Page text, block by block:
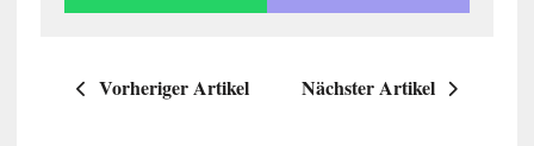
Vorheriger Artikel Nächster Artikel